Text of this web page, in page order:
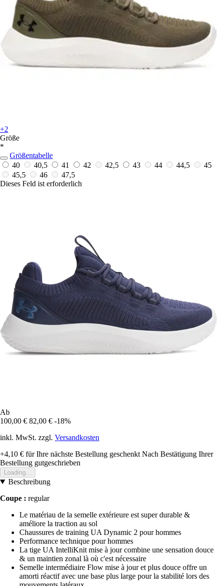
+2
Größe
*
Größentabelle
40
40,5 41 42 42,5 43 44 44,5
45
45,5
46
47,5
Dieses Feld ist erforderlich
Ab
100,00 € 82,00 € -18%
inkl. MwSt. zzgl. Versandkosten
+4,10 € für Ihre nächste Bestellung geschenkt Nach Bestätigung Ihrer
Bestellung gutgeschrieben
Loading...
Beschreibung
Coupe : regular
Le matériau de la semelle extérieure est super durable &
améliore la traction au sol
Chaussures de training UA Dynamic 2 pour hommes
Performance technique pour hommes
La tige UA IntelliKnit mise à jour combine une sensation douce
& un maintien zonal là où c'est nécessaire
Semelle intermédiaire Flow mise à jour et plus douce offre un
amorti réactif avec une base plus large pour la stabilité lors des